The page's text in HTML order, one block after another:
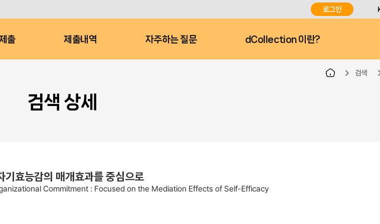
로그인
출 제출내역 자주하는 질문 dCollection 이란?
검색
검색 상세
기효능감의 매개효과를 중심으로
Commitment : Focused on the Mediation Effects of Self-Efficacy